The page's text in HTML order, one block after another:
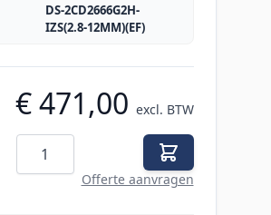
DS-2CD2666G2H-
IZS(2.8-12MM)(EF)
€ 471,00 excl. BTW
Aantal
Offerte aanvragen